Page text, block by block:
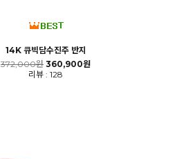
14K 큐빅담수진주 반지
372,000원 360,900원
리뷰 : 128